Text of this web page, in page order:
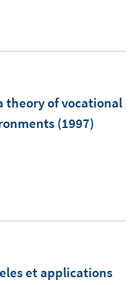
theory of vocational
(1997)
et applications